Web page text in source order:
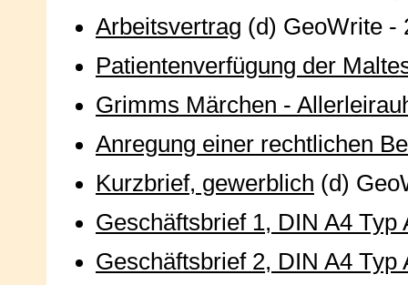
Arbeitsvertrag (d) GeoWrite -
Patientenverfügung der
Grimms Märchen -
Anregung einer rechtlichen
Kurzbrief, gewerblich (d)
Geschäftsbrief 1, DIN A4 Typ
Geschäftsbrief 2, DIN A4 Typ